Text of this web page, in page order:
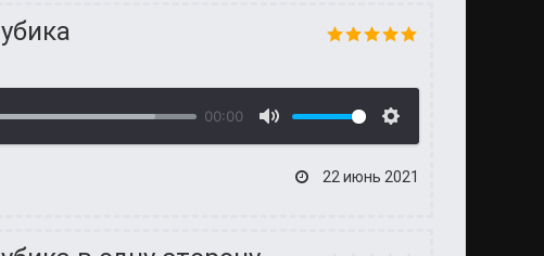
00:00
22 июнь 2021